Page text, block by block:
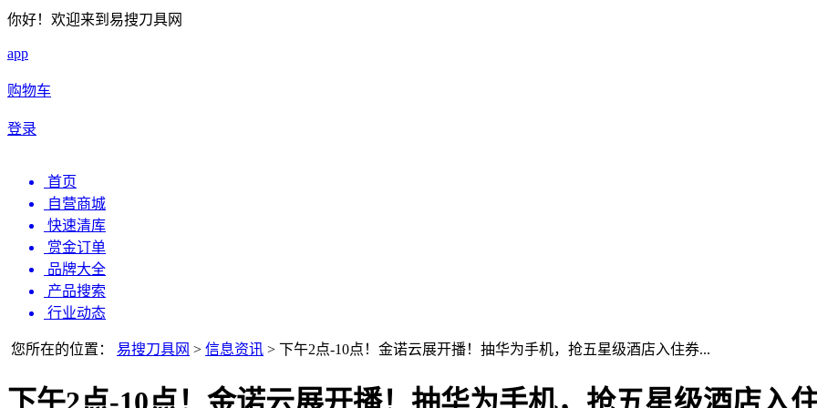
你好！欢迎来到易搜刀具网
app
购物车
登录
首页
自营商城
快速清库
赏金订单
品牌大全
产品搜索
行业动态
您所在的位置： 易搜刀具网 > 信息资讯 > 下午2点-10点！金诺云展开播！抽华为手机，抢五星级酒店入住券...